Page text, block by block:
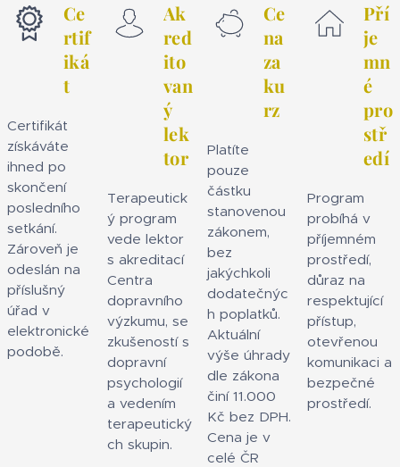
Ce
rtif
iká
t
Certifikát
získáváte
ihned po
skončení
posledního
setkání.
Zároveň je
odeslán na
příslušný
úřad v
elektronické
podobě.
Ak
red
ito
van
ý
lek
tor
Terapeutick
ý program
vede lektor
s akreditací
Centra
dopravního
výzkumu, se
zkušeností s
dopravní
psychologií
a vedením
terapeutický
ch skupin.
Ce
na
za
ku
rz
Platíte
pouze
částku
stanovenou
zákonem,
bez
jakýchkoli
dodatečnýc
h poplatků.
Aktuální
výše úhrady
dle zákona
činí 11.000
Kč bez DPH.
Cena je v
celé ČR
Pří
je
mn
é
pro
stř
edí
Program
probíhá v
příjemném
prostředí,
důraz na
respektující
přístup,
otevřenou
komunikaci a
bezpečné
prostředí.